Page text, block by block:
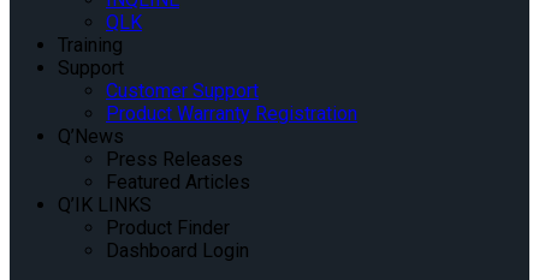
QLK
Training
Support
Customer Support
Product Warranty Registration
Q’News
Press Releases
Featured Articles
Q’IK LINKS
Product Finder
Dashboard Login